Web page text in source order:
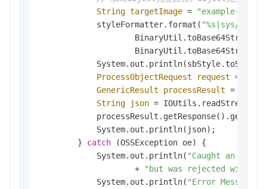
String targetImage =
"example-
            styleFormatter.format(
"%s|sys/
ProcessObjectRequest
request =
GenericResult
processResult =
String
json =
            System.out.println(json);
        }
catch (OSSException oe) {
            System.out.println(
"Caught an
                    +
"but was rejected with
            System.out.println(
"Error Message:"